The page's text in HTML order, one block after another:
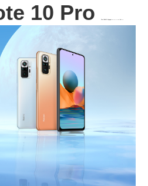
10 Pro